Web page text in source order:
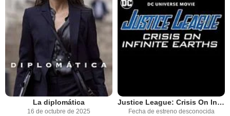
La diplomática
16 de octubre de 2025
Justice League: Crisis On Infinite Earths, Part Two
Fecha de estreno desconocida